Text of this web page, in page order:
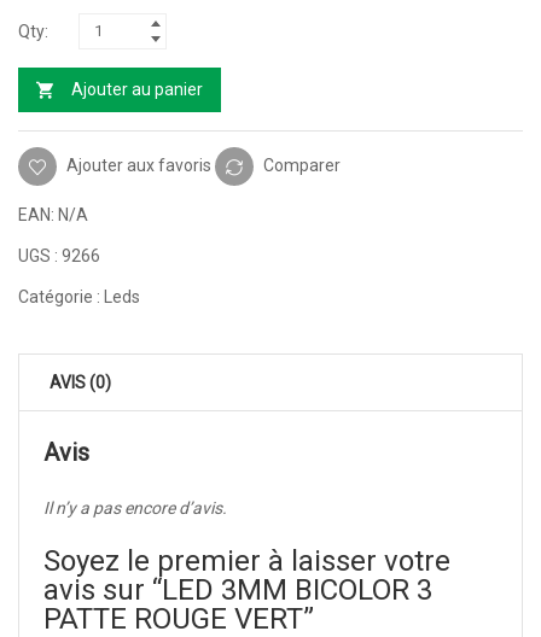
Ajouter au panier
Ajouter aux favoris Comparer
EAN: N/A
UGS : 9266
Catégorie : Leds
AVIS (0)
Avis
Il n’y a pas encore d’avis.
Soyez le premier à laisser votre
avis sur “LED 3MM BICOLOR 3
PATTE ROUGE VERT”